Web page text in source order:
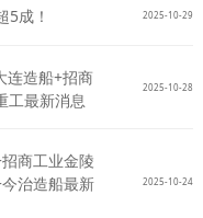
5成！ 2025-10-29
连造船+招商
工最新消息
2025-10-28
商工业金陵
治造船最新
2025-10-24